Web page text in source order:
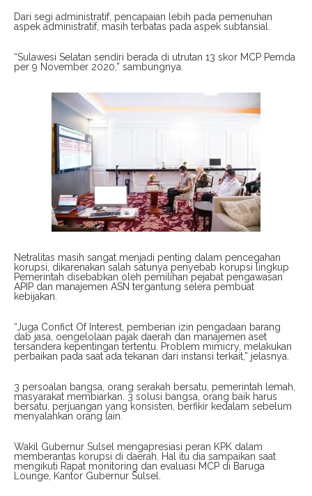
Dari segi administratif, pencapaian lebih pada pemenuhan
aspek administratif, masih terbatas pada aspek subtansial.
“Sulawesi Selatan sendiri berada di utrutan 13 skor MCP Pemda
per 9 November 2020,” sambungnya.
Netralitas masih sangat menjadi penting dalam pencegahan
korupsi, dikarenakan salah satunya penyebab korupsi lingkup
Pemerintah disebabkan oleh pemilihan pejabat pengawasan
APIP dan manajemen ASN tergantung selera pembuat
kebijakan.
“Juga Confict Of Interest, pemberian izin pengadaan barang
dab jasa, oengelolaan pajak daerah dan manajemen aset
tersandera kepentingan tertentu. Problem mimicry, melakukan
perbaikan pada saat ada tekanan dari instansi terkait,” jelasnya.
3 persoalan bangsa, orang serakah bersatu, pemerintah lemah,
masyarakat membiarkan. 3 solusi bangsa, orang baik harus
bersatu, perjuangan yang konsisten, berfikir kedalam sebelum
menyalahkan orang lain.
Wakil Gubernur Sulsel mengapresiasi peran KPK dalam
memberantas korupsi di daerah. Hal itu dia sampaikan saat
mengikuti Rapat monitoring dan evaluasi MCP di Baruga
Lounge, Kantor Gubernur Sulsel.